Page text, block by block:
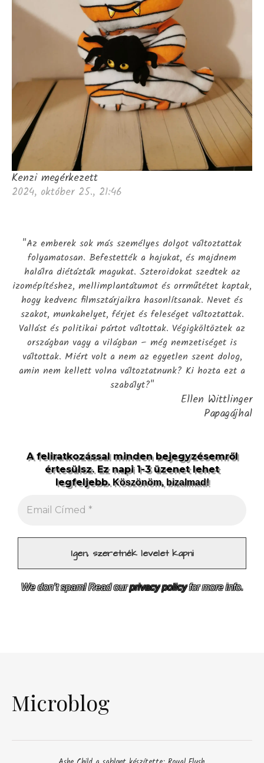
Kenzi megérkezett
2024, október 25., 21:46
"Az emberek sok más személyes dolgot változtattak
folyamatosan. Befestették a hajukat, és majdnem
halálra diétázták magukat. Szteroidokat szedtek az
izomépítéshez, mellimplantátumot és orrműtétet kaptak,
hogy kedvenc filmsztárjaikra hasonlítsanak. Nevet és
szakot, munkahelyet, férjet és feleséget változtattak.
Vallást és politikai pártot váltottak. Végigköltöztek az
országban vagy a világban – még nemzetiséget is
váltottak. Miért volt a nem az egyetlen szent dolog,
amin nem kellett volna változtatnunk? Ki hozta ezt a
szabályt?"
Ellen Wittlinger
Papagájhal
A feliratkozással minden bejegyzésemről
értesülsz. Ez napi 1-3 üzenet lehet
legfeljebb.Köszönöm, bizalmad!
We don’t spam! Read ourprivacy policyfor more info.
Microblog